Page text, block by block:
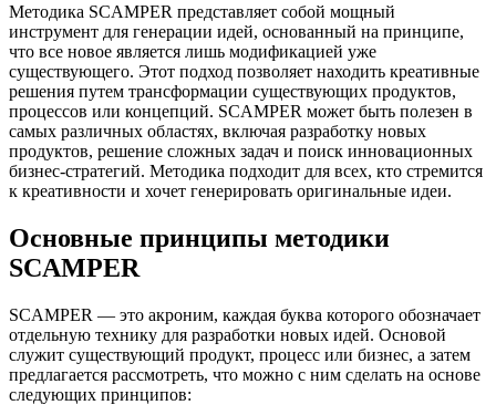
Методика SCAMPER представляет собой мощный
инструмент для генерации идей, основанный на принципе,
что все новое является лишь модификацией уже
существующего. Этот подход позволяет находить креативные
решения путем трансформации существующих продуктов,
процессов или концепций. SCAMPER может быть полезен в
самых различных областях, включая разработку новых
продуктов, решение сложных задач и поиск инновационных
бизнес-стратегий. Методика подходит для всех, кто стремится
к креативности и хочет генерировать оригинальные идеи.
Основные принципы методики
SCAMPER
SCAMPER — это акроним, каждая буква которого обозначает
отдельную технику для разработки новых идей. Основой
служит существующий продукт, процесс или бизнес, а затем
предлагается рассмотреть, что можно с ним сделать на основе
следующих принципов: